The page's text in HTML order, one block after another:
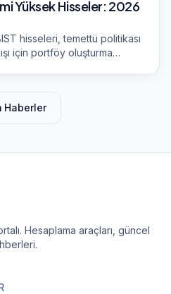
Yüksek Hisseler: 2026
hisseleri, temettü politikası
için portföy oluşturma
Haberler
Hesaplama araçları, güncel